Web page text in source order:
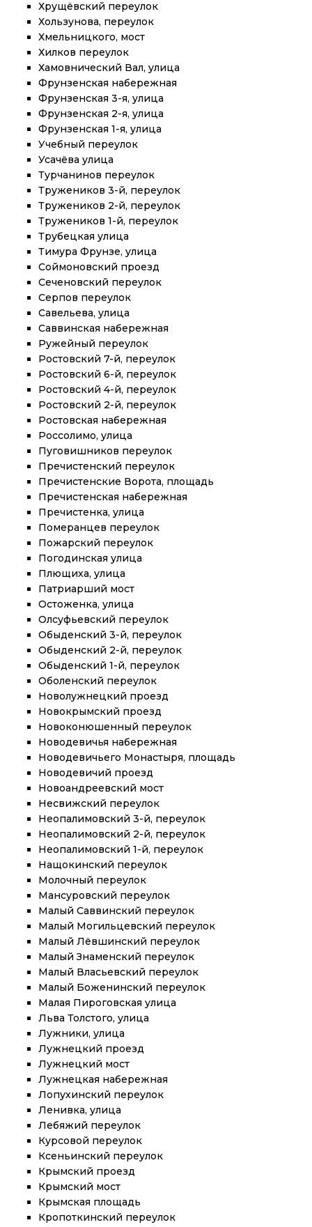
Хрущёвский переулок
Хользунова, переулок
Хмельницкого, мост
Хилков переулок
Хамовнический Вал, улица
Фрунзенская набережная
Фрунзенская 3-я, улица
Фрунзенская 2-я, улица
Фрунзенская 1-я, улица
Учебный переулок
Усачёва улица
Турчанинов переулок
Тружеников 3-й, переулок
Тружеников 2-й, переулок
Тружеников 1-й, переулок
Трубецкая улица
Тимура Фрунзе, улица
Соймоновский проезд
Сеченовский переулок
Серпов переулок
Савельева, улица
Саввинская набережная
Ружейный переулок
Ростовский 7-й, переулок
Ростовский 6-й, переулок
Ростовский 4-й, переулок
Ростовский 2-й, переулок
Ростовская набережная
Россолимо, улица
Пуговишников переулок
Пречистенский переулок
Пречистенские Ворота, площадь
Пречистенская набережная
Пречистенка, улица
Померанцев переулок
Пожарский переулок
Погодинская улица
Плющиха, улица
Патриарший мост
Остоженка, улица
Олсуфьевский переулок
Обыденский 3-й, переулок
Обыденский 2-й, переулок
Обыденский 1-й, переулок
Оболенский переулок
Новолужнецкий проезд
Новокрымский проезд
Новоконюшенный переулок
Новодевичья набережная
Новодевичьего Монастыря, площадь
Новодевичий проезд
Новоандреевский мост
Несвижский переулок
Неопалимовский 3-й, переулок
Неопалимовский 2-й, переулок
Неопалимовский 1-й, переулок
Нащокинский переулок
Молочный переулок
Мансуровский переулок
Малый Саввинский переулок
Малый Могильцевский переулок
Малый Лёвшинский переулок
Малый Знаменский переулок
Малый Власьевский переулок
Малый Боженинский переулок
Малая Пироговская улица
Льва Толстого, улица
Лужники, улица
Лужнецкий проезд
Лужнецкий мост
Лужнецкая набережная
Лопухинский переулок
Ленивка, улица
Лебяжий переулок
Курсовой переулок
Ксеньинский переулок
Крымский проезд
Крымский мост
Крымская площадь
Кропоткинский переулок